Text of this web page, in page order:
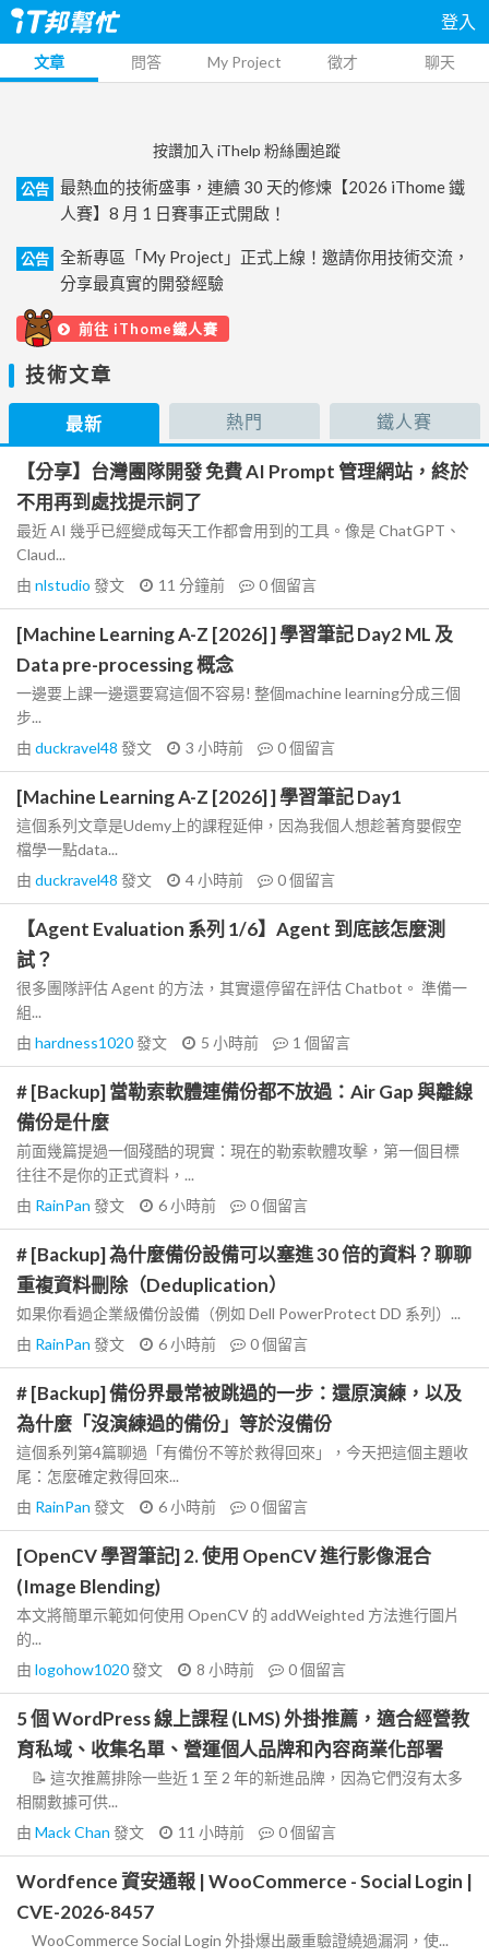
登入
文章 問答 My Project 徵才 聊天
按讚加入 iThelp 粉絲團追蹤
公告
最熱血的技術盛事，連續 30 天的修煉【2026 iThome 鐵
人賽】8 月 1 日賽事正式開啟！
公告
全新專區「My Project」正式上線！邀請你用技術交流，
分享最真實的開發經驗
前往 iThome鐵人賽
技術文章
最新 熱門 鐵人賽
【分享】台灣團隊開發 免費 AI Prompt 管理網站，終於
不用再到處找提示詞了
最近 AI 幾乎已經變成每天工作都會用到的工具。像是 ChatGPT、
Claud...
由 nlstudio 發文 11 分鐘前 0個留言
[Machine Learning A-Z [2026] ] 學習筆記 Day2 ML 及
Data pre-processing 概念
一邊要上課一邊還要寫這個不容易! 整個machine learning分成三個
步...
由 duckravel48 發文 3 小時前 0個留言
[Machine Learning A-Z [2026] ] 學習筆記 Day1
這個系列文章是Udemy上的課程延伸，因為我個人想趁著育嬰假空
檔學一點data...
由 duckravel48 發文 4 小時前 0個留言
【Agent Evaluation 系列 1/6】Agent 到底該怎麼測
試？
很多團隊評估 Agent 的方法，其實還停留在評估 Chatbot。 準備一
組...
由 hardness1020發文 5 小時前 1 個留言
# [Backup] 當勒索軟體連備份都不放過：Air Gap 與離線
備份是什麼
前面幾篇提過一個殘酷的現實：現在的勒索軟體攻擊，第一個目標
往往不是你的正式資料，...
由 RainPan 發文 6 小時前 0個留言
# [Backup] 為什麼備份設備可以塞進 30 倍的資料？聊聊
重複資料刪除（Deduplication）
如果你看過企業級備份設備（例如 Dell PowerProtect DD 系列）...
由 RainPan 發文 6 小時前 0個留言
# [Backup] 備份界最常被跳過的一步：還原演練，以及
為什麼「沒演練過的備份」等於沒備份
這個系列第4篇聊過「有備份不等於救得回來」，今天把這個主題收
尾：怎麼確定救得回來...
由 RainPan 發文 6 小時前 0個留言
[OpenCV 學習筆記] 2. 使用 OpenCV 進行影像混合
(Image Blending)
本文將簡單示範如何使用 OpenCV 的 addWeighted 方法進行圖片
的...
由 logohow1020發文 8 小時前 0個留言
5 個 WordPress 線上課程 (LMS) 外掛推薦，適合經營教
育私域、收集名單、營運個人品牌和內容商業化部署
📝 這次推薦排除一些近 1 至 2 年的新進品牌，因為它們沒有太多
相關數據可供...
由 Mack Chan 發文 11 小時前 0個留言
Wordfence 資安通報 | WooCommerce - Social Login |
CVE-2026-8457
WooCommerce Social Login 外掛爆出嚴重驗證繞過漏洞，使...